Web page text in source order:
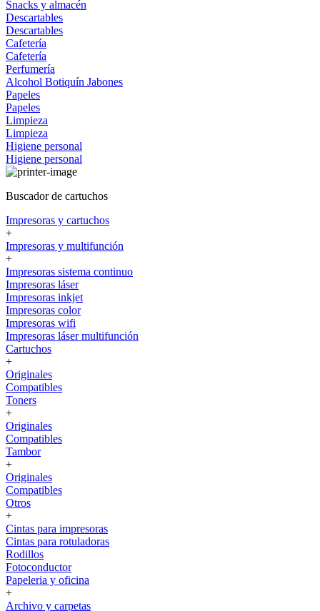
Snacks y almacén
Descartables
Descartables
Cafetería
Cafetería
Perfumería
Alcohol Botiquín Jabones
Papeles
Papeles
Limpieza
Limpieza
Higiene personal
Higiene personal
Buscador de cartuchos
Impresoras y cartuchos
+
Impresoras y multifunción
+
Impresoras sistema continuo
Impresoras láser
Impresoras inkjet
Impresoras color
Impresoras wifi
Impresoras láser multifunción
Cartuchos
+
Originales
Compatibles
Toners
+
Originales
Compatibles
Tambor
+
Originales
Compatibles
Otros
+
Cintas para impresoras
Cintas para rotuladoras
Rodillos
Fotoconductor
Papeleria y oficina
+
Archivo y carpetas